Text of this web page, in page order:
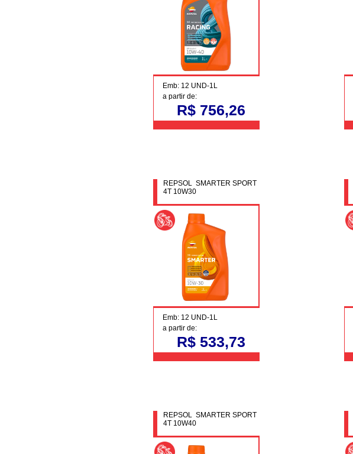
Emb: 12 UND-1L
a partir de:
R$ 756,26
REPSOL SMARTER SPORT
4T 10W30
Emb: 12 UND-1L
a partir de:
R$ 533,73
REPSOL SMARTER SPORT
4T 10W40